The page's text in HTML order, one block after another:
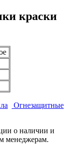
краски
Огнезащитные
о наличии и
менеджерам.